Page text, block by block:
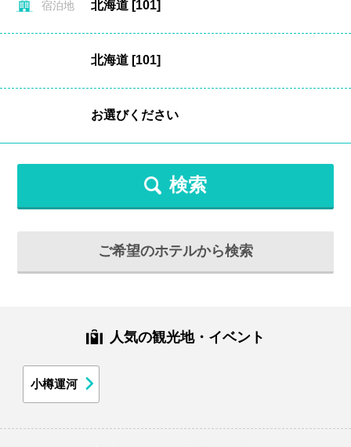
宿泊地
検索
ご希望のホテルから検索
人気の観光地・イベント
小樽運河